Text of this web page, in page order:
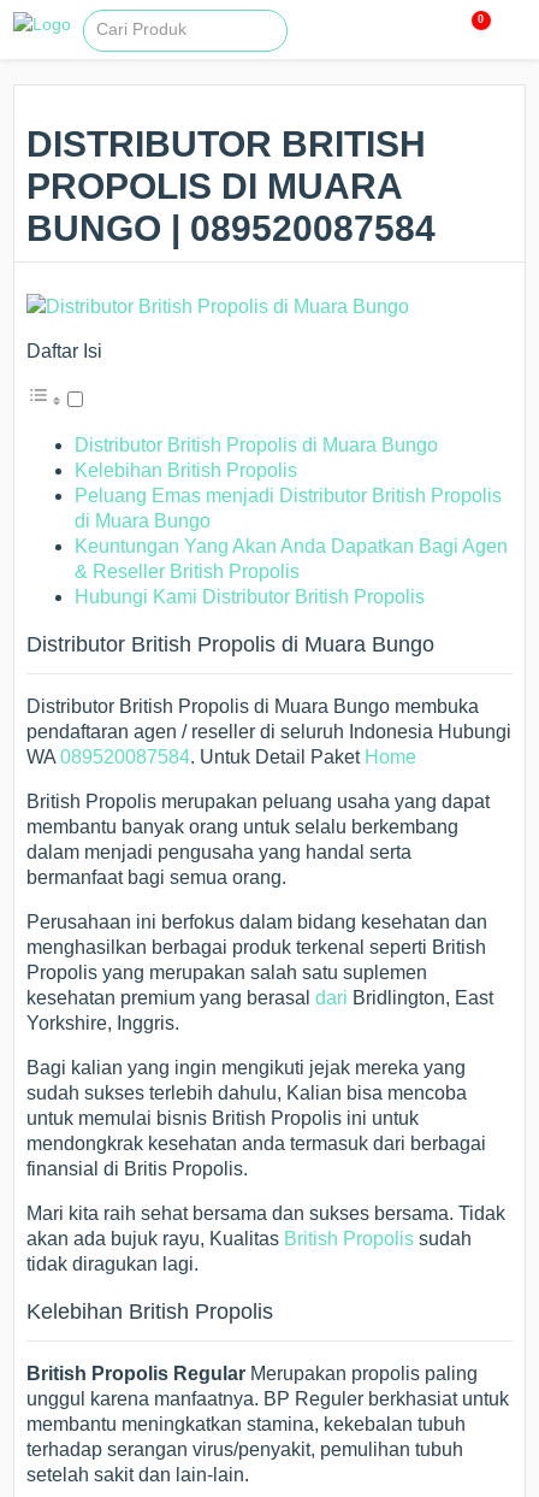
0
DISTRIBUTOR BRITISH
PROPOLIS DI MUARA
BUNGO | 089520087584
Daftar Isi
Distributor British Propolis di Muara Bungo
Kelebihan British Propolis
Peluang Emas menjadi Distributor British Propolis
di Muara Bungo
Keuntungan Yang Akan Anda Dapatkan Bagi Agen
& Reseller British Propolis
Hubungi Kami Distributor British Propolis
Distributor British Propolis di Muara Bungo
Distributor British Propolis di Muara Bungo membuka
pendaftaran agen / reseller di seluruh Indonesia Hubungi
WA089520087584. Untuk Detail Paket Home
British Propolis merupakan peluang usaha yang dapat
membantu banyak orang untuk selalu berkembang
dalam menjadi pengusaha yang handal serta
bermanfaat bagi semua orang.
Perusahaan ini berfokus dalam bidang kesehatan dan
menghasilkan berbagai produk terkenal seperti British
Propolis yang merupakan salah satu suplemen
kesehatan premium yang berasaldari Bridlington, East
Yorkshire, Inggris.
Bagi kalian yang ingin mengikuti jejak mereka yang
sudah sukses terlebih dahulu, Kalian bisa mencoba
untuk memulai bisnis British Propolis ini untuk
mendongkrak kesehatan anda termasuk dari berbagai
finansial di Britis Propolis.
Mari kita raih sehat bersama dan sukses bersama. Tidak
akan ada bujuk rayu, Kualitas British Propolis sudah
tidak diragukan lagi.
Kelebihan British Propolis
British Propolis Regular Merupakan propolis paling
unggul karena manfaatnya. BP Reguler berkhasiat untuk
membantu meningkatkan stamina, kekebalan tubuh
terhadap serangan virus/penyakit, pemulihan tubuh
setelah sakit dan lain-lain.